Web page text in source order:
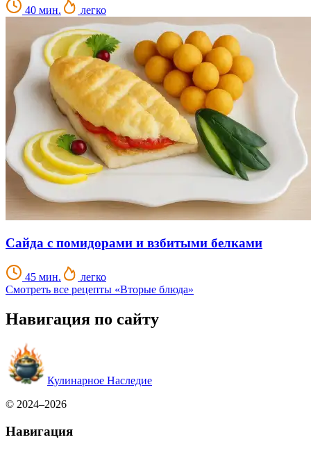
40 мин. легко
Сайда с помидорами и взбитыми белками
45 мин.
легко
Смотреть все рецепты «Вторые блюда»
Навигация по сайту
Кулинарное Наследие
© 2024–2026
Навигация